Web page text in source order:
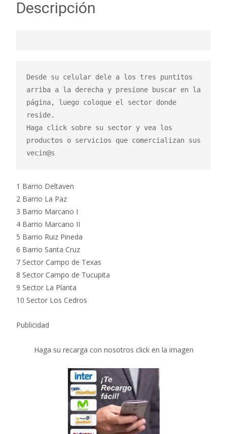
Descripción
Desde su celular dele a los tres puntitos
arriba a la derecha y presione buscar en la
página, luego coloque el sector donde
reside.
Haga click sobre su sector y vea los
productos o servicios que comercializan sus
vecin@s
1 Barrio Deltaven
2 Barrio La Paz
3 Barrio Marcano I
4 Barrio Marcano II
5 Barrio Ruiz Pineda
6 Barrio Santa Cruz
7 Sector Campo de Texas
8 Sector Campo de Tucupita
9 Sector La Planta
10 Sector Los Cedros
Publicidad
Haga su recarga con nosotros click en la imagen